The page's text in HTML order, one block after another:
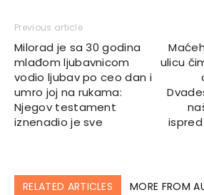
Previous article
Milorad je sa 30 godina
mlađom ljubavnicom
vodio ljubav po ceo dan i
umro joj na rukama:
Njegov testament
iznenadio je sve
ulicu
RELATED ARTICLES MORE FROM